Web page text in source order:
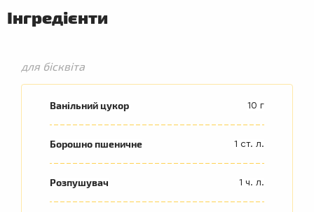
Інгредієнти
для бісквіта
Ванільний цукор 10 г
Борошно пшеничне 1 ст. л.
Розпушувач 1 ч. л.